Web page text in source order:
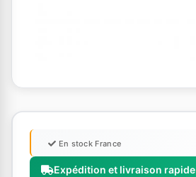
Expédition et livraison rapide
En stock France